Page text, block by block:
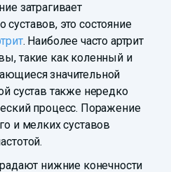
затрагивает
это состояние
. Наиболее часто артрит
такие как коленный и
значительной
сустав также нередко
процесс. Поражение
и мелких суставов
нижние конечности